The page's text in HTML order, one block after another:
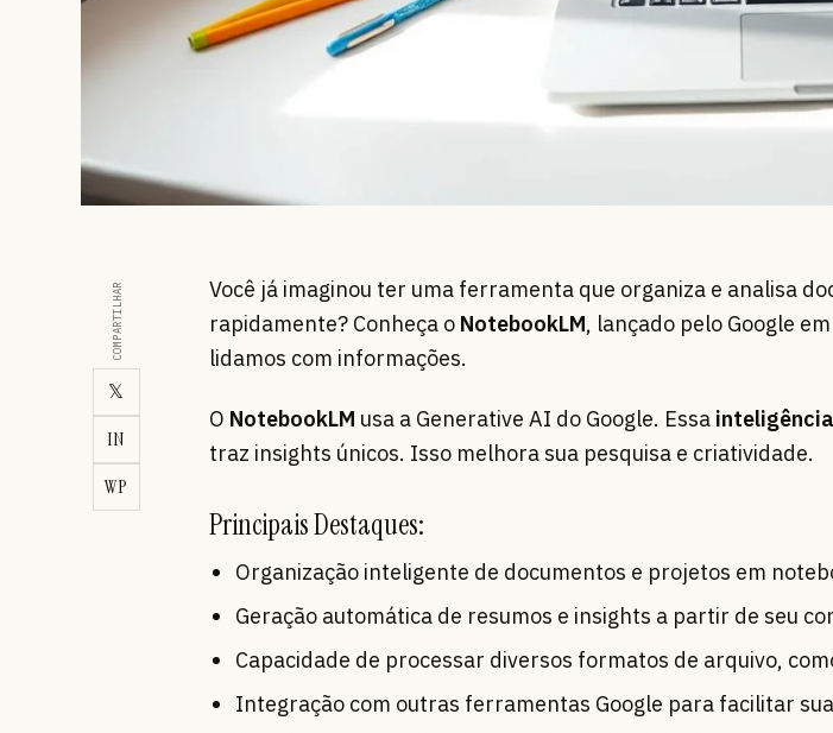
COMPARTILHAR
𝕏
IN
WP
Você já imaginou ter uma ferramenta que organiza e analisa
rapidamente? Conheça o NotebookLM, lançado pelo Google
lidamos com informações.
O NotebookLM usa a Generative AI do Google. Essa
traz insights únicos. Isso melhora sua pesquisa e criatividade.
Principais Destaques:
Organização inteligente de documentos e projetos em
Geração automática de resumos e insights a partir de seu
Capacidade de processar diversos formatos de arquivo,
Integração com outras ferramentas Google para facilitar